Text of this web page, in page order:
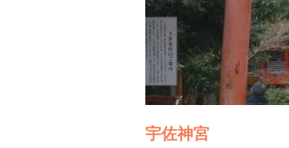
宇佐神宮